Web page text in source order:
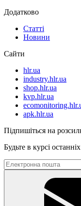
Додатково
Статті
Новини
Сайти
hlr.ua
industry.hlr.ua
shop.hlr.ua
kvp.hlr.ua
apk.hlr.ua
Підпишіться на
Будьте в курсі